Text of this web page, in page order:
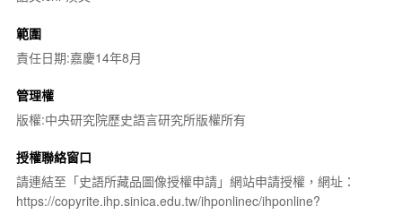
範圍
責任日期:嘉慶14年8月
管理權
版權:中央研究院歷史語言研究所版權所有
授權聯絡窗口
請連結至「史語所藏品圖像授權申請」網站申請授權，網址：
https://copyrite.ihp.sinica.edu.tw/ihponlinec/ihponline?